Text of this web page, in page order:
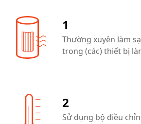
1
Thường xuyên làm
trong (các) thiết bị
2
Sử dụng bộ điều